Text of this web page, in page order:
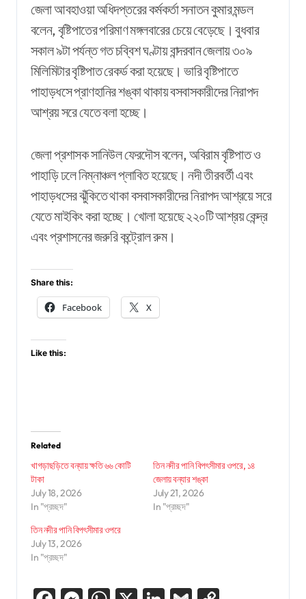
জেলা আবহাওয়া অধিদপ্তরের কর্মকর্তা সনাতন কুমার মন্ডল
বলেন, বৃষ্টিপাতের পরিমাণ মঙ্গলবারের চেয়ে বেড়েছে। বুধবার
সকাল ৯টা পর্যন্ত গত চব্বিশ ঘণ্টায় বান্দরবান জেলায় ৩০৯
মিলিমিটার বৃষ্টিপাত রেকর্ড করা হয়েছে। ভারি বৃষ্টিপাতে
পাহাড়ধসে প্রাণহানির শঙ্কা থাকায় বসবাসকারীদের নিরাপদ
আশ্রয় সরে যেতে বলা হচ্ছে।
জেলা প্রশাসক সানিউল ফেরদৌস বলেন, অবিরাম বৃষ্টিপাত ও
পাহাড়ি ঢলে নিম্নাঞ্চল প্লাবিত হয়েছে। নদী তীরবর্তী এবং
পাহাড়ধসের ঝুঁকিতে থাকা বসবাসকারীদের নিরাপদ আশ্রয়ে সরে
যেতে মাইকিং করা হচ্ছে। খোলা হয়েছে ২২০টি আশ্রয় কেন্দ্র
এবং প্রশাসনের জরুরি কন্ট্রোল রুম।
Share this:
Facebook X
Like this:
Related
খাগড়াছড়িতে বন্যায় ক্ষতি ৬৬ কোটি
টাকা
July 18, 2026
In "প্রচ্ছদ"
তিন নদীর পানি বিপৎসীমার ওপরে, ১৪
জেলায় বন্যার শঙ্কা
July 21, 2026
In "প্রচ্ছদ"
তিন নদীর পানি বিপৎসীমার ওপরে
July 13, 2026
In "প্রচ্ছদ"